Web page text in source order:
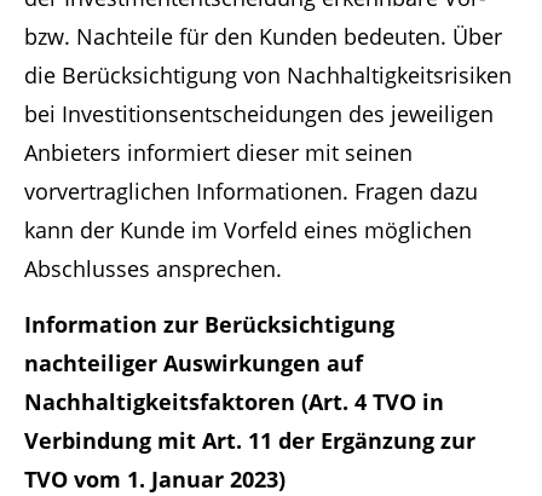
bzw. Nachteile für den Kunden bedeuten. Über
die Berücksichtigung von Nachhaltigkeitsrisiken
bei Investitionsentscheidungen des jeweiligen
Anbieters informiert dieser mit seinen
vorvertraglichen Informationen. Fragen dazu
kann der Kunde im Vorfeld eines möglichen
Abschlusses ansprechen.
Information zur Berücksichtigung
nachteiliger Auswirkungen auf
Nachhaltigkeitsfaktoren (Art. 4 TVO in
Verbindung mit Art. 11 der Ergänzung zur
TVO vom 1. Januar 2023)